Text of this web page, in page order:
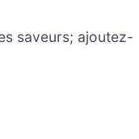
saveurs; ajoutez-